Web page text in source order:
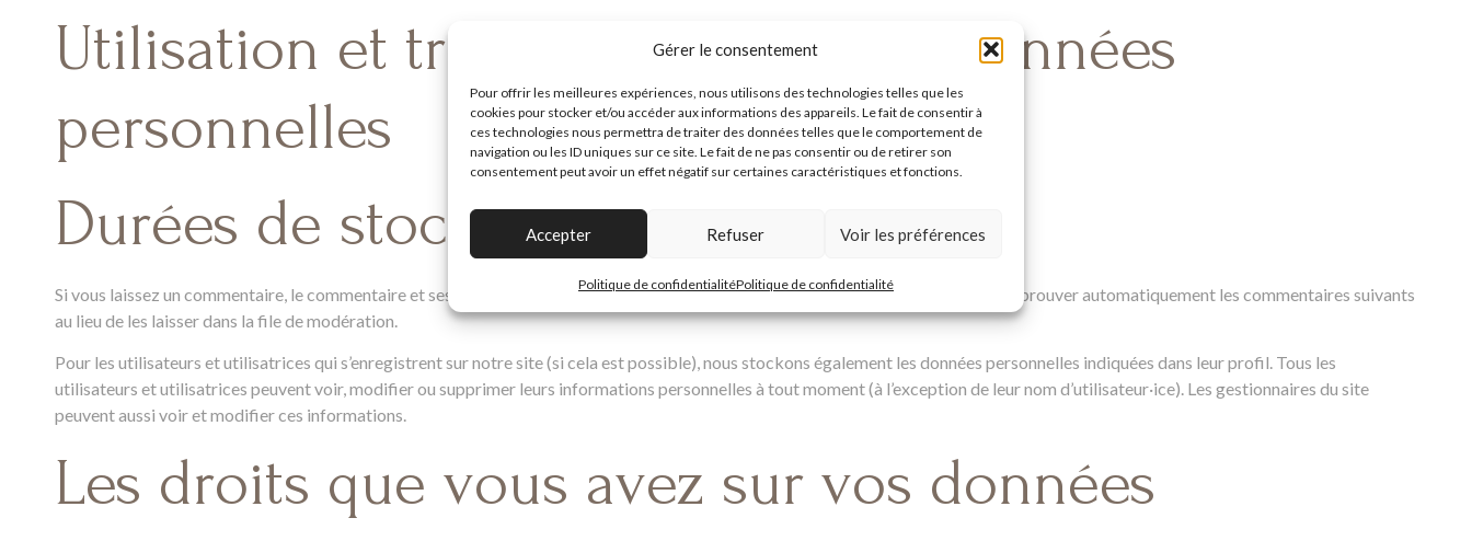
Gérer le consentement
Pour offrir les meilleures expériences, nous utilisons des technologies telles que les
cookies pour stocker et/ou accéder aux informations des appareils. Le fait de consentir à
ces technologies nous permettra de traiter des données telles que le comportement de
navigation ou les ID uniques sur ce site. Le fait de ne pas consentir ou de retirer son
consentement peut avoir un effet négatif sur certaines caractéristiques et fonctions.
Accepter Refuser Voir les préférences
Politique de confidentialitéPolitique de confidentialité
Utilisation et transmission de vos données
personnelles
Durées de stockage de vos données
Si vous laissez un commentaire, le commentaire et ses métadonnées sont conservés indéfiniment. Cela permet de reconnaître et approuver automatiquement les commentaires suivants
au lieu de les laisser dans la file de modération.
Pour les utilisateurs et utilisatrices qui s’enregistrent sur notre site (si cela est possible), nous stockons également les données personnelles indiquées dans leur profil. Tous les
utilisateurs et utilisatrices peuvent voir, modifier ou supprimer leurs informations personnelles à tout moment (à l’exception de leur nom d’utilisateur·ice). Les gestionnaires du site
peuvent aussi voir et modifier ces informations.
Les droits que vous avez sur vos données